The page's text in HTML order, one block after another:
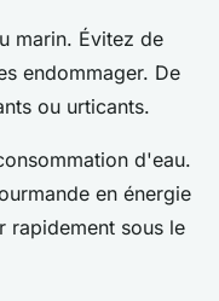
marin. Évitez de
endommager. De
ou urticants.
d'eau.
en énergie
rapidement sous le